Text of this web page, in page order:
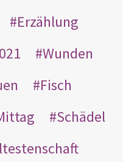
Erzählung
Wunden
Fisch
Schädel